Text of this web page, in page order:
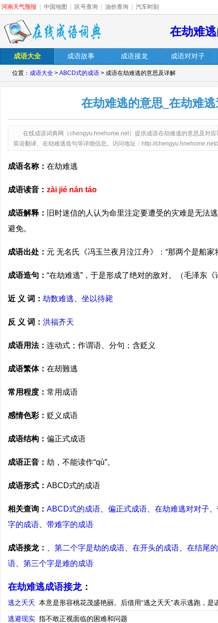
河南天气预报 中国地图 区号查询 油价查询 汽车时刻
在劫难
成语大全 成语故事 成语接龙 成语对对子
位置： 成语大全 > ABCD式的成语 > 成语在劫难逃的意思及详解
在劫难逃的意思_在劫难
在线成语词典网（chengyu.hnehome.net）提供成语在劫难逃的意思及对
英语翻译、在劫难逃造句等详细信息。访问地址：http://
成语名称： 在劫难逃
成语读音： zài jié nán táo
成语解释：
旧时迷信的人认为命里注定要遭受的灾难是无法
避免。
成语出处： 元 无名氏《冯玉兰夜月泣江舟》：“那两个是船
成语造句： “在劫难逃”，于是形成了绝对的敌对。（毛泽东
近 义 词： 劫数难逃 坐以待毙
反 义 词： 洪福齐天
成语用法： 连动式；作谓语、分句；含贬义
成语繁体： 在刼難逃
常用程度： 常用成语
感情色彩： 贬义成语
成语结构： 偏正式成语
成语正音： 劫，不能读作“qù”。
成语形式： ABCD式的成语
相关查询： ABCD式的成语 偏正式成语 在劫难逃对对子
字的成语
带难字的成语
成语接龙： 第二个字是劫的成语 在开头的成语
在结尾
语
第三个字是难的成语
在劫难逃成语接龙：
逃之夭夭 本意是形容桃花茂盛艳丽。后借用“逃之夭夭”表示逃跑，是
逃避现实 指不敢正视面临的困难和问题